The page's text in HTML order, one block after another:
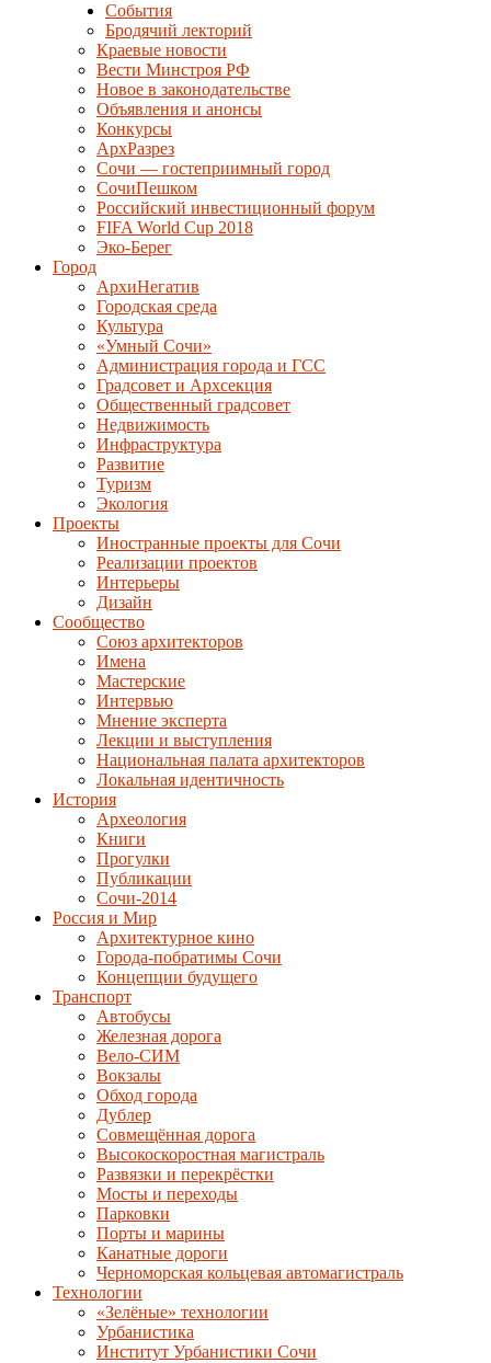
События
Бродячий лекторий
Краевые новости
Вести Минстроя РФ
Новое в законодательстве
Объявления и анонсы
Конкурсы
АрхРазрез
Сочи — гостеприимный город
СочиПешком
Российский инвестиционный форум
FIFA World Cup 2018
Эко-Берег
Город
АрхиНегатив
Городская среда
Культура
«Умный Сочи»
Администрация города и ГСС
Градсовет и Архсекция
Общественный градсовет
Недвижимость
Инфраструктура
Развитие
Туризм
Экология
Проекты
Иностранные проекты для Сочи
Реализации проектов
Интерьеры
Дизайн
Сообщество
Союз архитекторов
Имена
Мастерские
Интервью
Мнение эксперта
Лекции и выступления
Национальная палата архитекторов
Локальная идентичность
История
Археология
Книги
Прогулки
Публикации
Сочи-2014
Россия и Мир
Архитектурное кино
Города-побратимы Сочи
Концепции будущего
Транспорт
Автобусы
Железная дорога
Вело-СИМ
Вокзалы
Обход города
Дублер
Совмещённая дорога
Высокоскоростная магистраль
Развязки и перекрёстки
Мосты и переходы
Парковки
Порты и марины
Канатные дороги
Черноморская кольцевая автомагистраль
Технологии
«Зелёные» технологии
Урбанистика
Институт Урбанистики Сочи